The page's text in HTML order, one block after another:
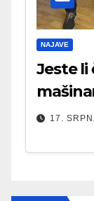
NAJAVE
Jeste li
17.